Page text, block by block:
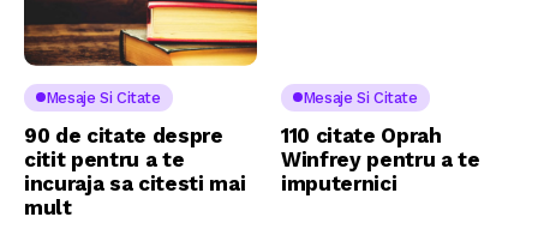
Mesaje Si Citate
90 de citate despre
citit pentru a te
incuraja sa citesti mai
mult
Mesaje Si Citate
110 citate Oprah
Winfrey pentru a te
imputernici